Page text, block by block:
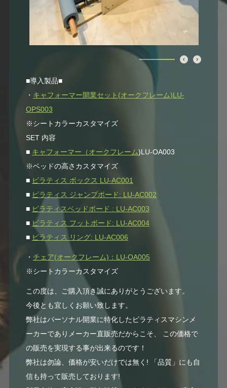
■導入製品■
・ キャフォーマー開業セット(オークフレーム)LU-
OPS003
※シートカラーカスタマイズ
SET 内容
■ キャフォーマー（オークフレーム)LU-OA003
※ベッドの高さカスタマイズ
■ ピラティス ボックス LU-AC001
■ ピラティス ジャンプボード: LU-AC002
■ ピラティスベッドボード : LU-AC003
■ ピラティス フットボード: LU-AC004
■ ピラティス リング: LU-AC006
・ チェア(オークフレーム)：LU-OA005
※シートカラーカスタマイズ
この度は、ご購入頂き誠にありがとうございます。
今後とも宜しくお願い致します。
弊社はパーソナル開業に特化したピラティスマシンメ
ーカーでありメーカー直販売だからこそ、 この価格で
の販売を実現する事が出来るのです！
弊社は勿論、価格が安いだけでは無く! 「品質」にも自
信も持って販売しております!